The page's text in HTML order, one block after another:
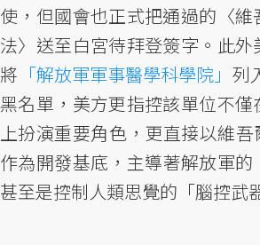
使，但國會也正式把通過的〈
法〉送至白宮待拜登簽字。此
將 「解放軍軍事醫學科學院」 列
黑名單，美方更指控該單位不
上扮演重要角色，更直接以維
作為開發基底，主導著解放軍的
甚至是控制人類思覺的「腦控武